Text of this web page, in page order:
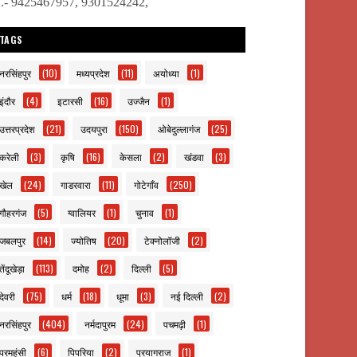
(10) मध्यप्रदेश (11) अयोध्या (1)
(4) इटारसी (16) उज्जैन (1)
(21) उदयपुरा (150) ओबेदुल्लागंज (25)
(3) कृषि (16) केसला (2) खंडवा (3)
(24) गाडरवारा (11) गोटेगाँव (250)
(5) ग्वालियर (1) चुनाव (1)
(14) ज्योतिष (20) टेक्नोलॉजी (2)
(113) दमोह (2) दिल्ली (5)
(75) धर्म (18) धूमा (3) नई दिल्ली (2)
(404) नर्मदापुरम (24) पचमढ़ी (1)
(6) पिपरिया (2) प्रयागराज (1)